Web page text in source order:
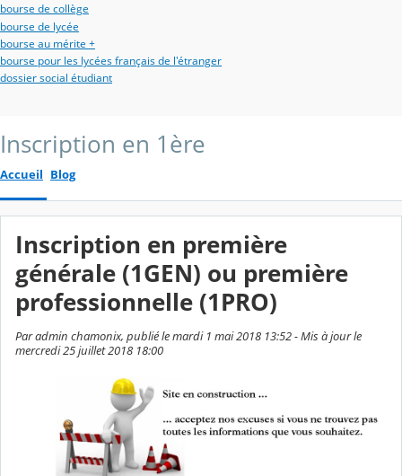
bourse de collège
bourse de lycée
bourse au mérite +
bourse pour les lycées français de l'étranger
dossier social étudiant
Inscription en 1ère
Accueil Blog
Inscription en première
générale (1GEN) ou première
professionnelle (1PRO)
Par admin chamonix, publié le mardi 1 mai 2018 13:52 - Mis à jour le
mercredi 25 juillet 2018 18:00